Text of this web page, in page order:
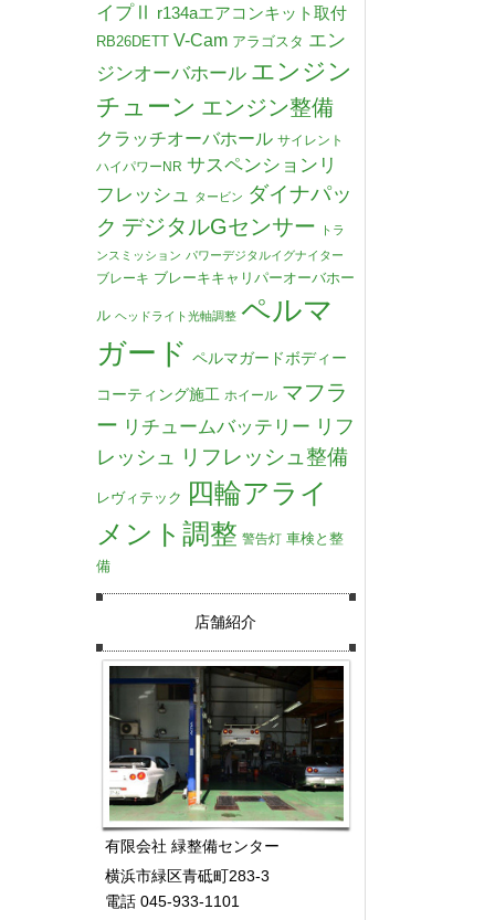
イプⅡ
r134aエアコンキット取付
RB26DETT V-Cam アラゴスタ エン
ジンオーバホール エンジン
チューン エンジン整備
クラッチオーバホール サイレント
ハイパワーNR サスペンションリ
フレッシュ
タービン ダイナパッ
ク デジタルGセンサー
トラ
ンスミッション パワーデジタルイグナイター
ブレーキ ブレーキキャリパーオーバホー
ル ヘッドライト光軸調整 ペルマ
ガード ペルマガードボディー
コーティング施工 ホイール マフラ
ー リチュームバッテリー リフ
レッシュ
リフレッシュ整備
レヴィテック 四輪アライ
メント調整 警告灯 車検と整
備
店舗紹介
有限会社 緑整備センター
横浜市緑区青砥町283-3
電話 045-933-1101